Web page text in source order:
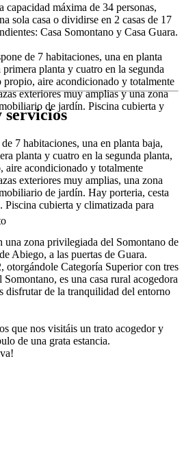
capacidad máxima de 34 personas,
sola casa o dividirse en 2 casas de 17
Casa Somontano y Casa Guara.
de 7 habitaciones, una en planta
planta y cuatro en la segunda
propio, aire acondicionado y totalmente
exteriores muy amplias y una zona
de jardín. Piscina cubierta y
7 habitaciones, una en planta baja,
planta y cuatro en la segunda planta,
aire acondicionado y totalmente
exteriores muy amplias, una zona
de jardín. Hay porteria, cesta
Piscina cubierta y climatizada para
una zona privilegiada del Somontano de
Abiego, a las puertas de Guara.
otorgándole Categoría Superior con tres
es una casa rural acogedora
disfrutar de la tranquilidad del entorno
que nos visitáis un trato acogedor y
de una grata estancia.
servicios